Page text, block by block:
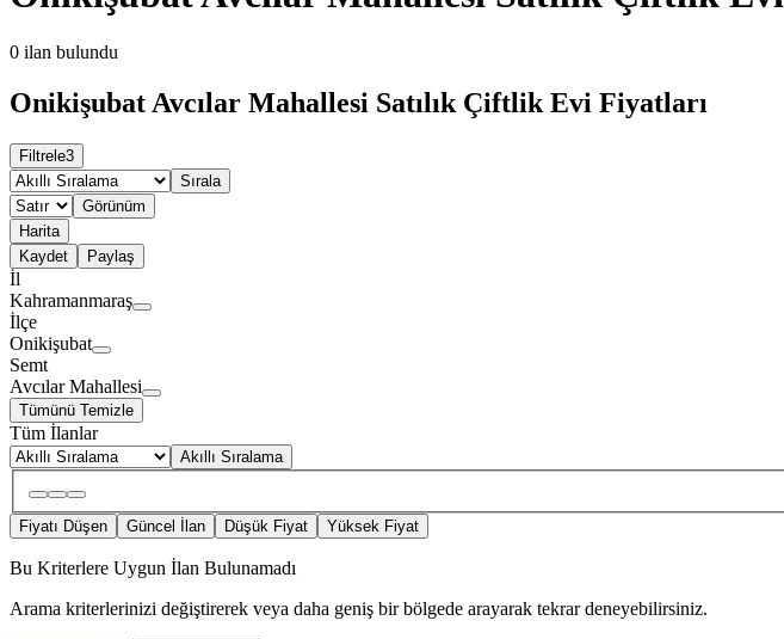
0 ilan bulundu
Onikişubat Avcılar Mahallesi Satılık Çiftlik Evi Fiyatları
Filtrele3
Sırala
Görünüm
Harita
Kaydet
Paylaş
İl
Kahramanmaraş
İlçe
Onikişubat
Semt
Avcılar Mahallesi
Tümünü Temizle
Tüm İlanlar
Akıllı Sıralama
Fiyatı Düşen Güncel İlan Düşük Fiyat Yüksek Fiyat
Bu Kriterlere Uygun İlan Bulunamadı
Arama kriterlerinizi değiştirerek veya daha geniş bir bölgede arayarak tekrar deneyebilirsiniz.